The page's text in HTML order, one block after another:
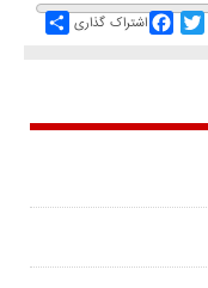
Share اشتراک گذاری
FacebookTwitter